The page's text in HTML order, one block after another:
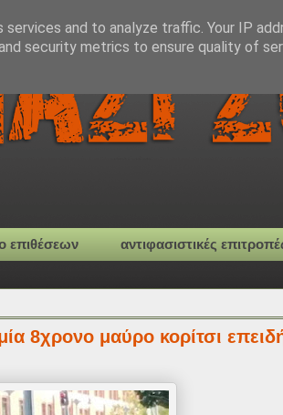
επιθέσεων αντιφασιστικές
8χρονο μαύρο κορίτσι
and to analyze traffic. Your IP
security metrics to ensure quality of